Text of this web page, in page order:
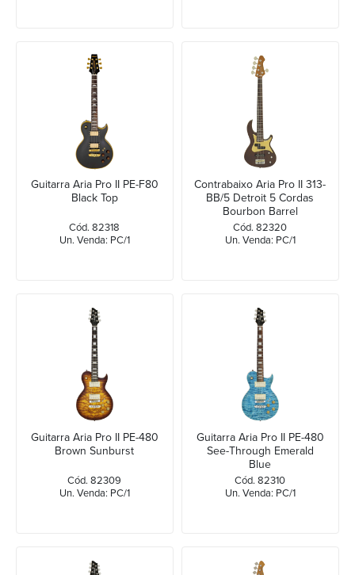
Guitarra Aria Pro II PE-F80
Black Top
Cód. 82318
Un. Venda: PC/1
Contrabaixo Aria Pro II 313-
BB/5 Detroit 5 Cordas
Bourbon Barrel
Cód. 82320
Un. Venda: PC/1
Guitarra Aria Pro II PE-480
Brown Sunburst
Cód. 82309
Un. Venda: PC/1
Guitarra Aria Pro II PE-480
See-Through Emerald
Blue
Cód. 82310
Un. Venda: PC/1